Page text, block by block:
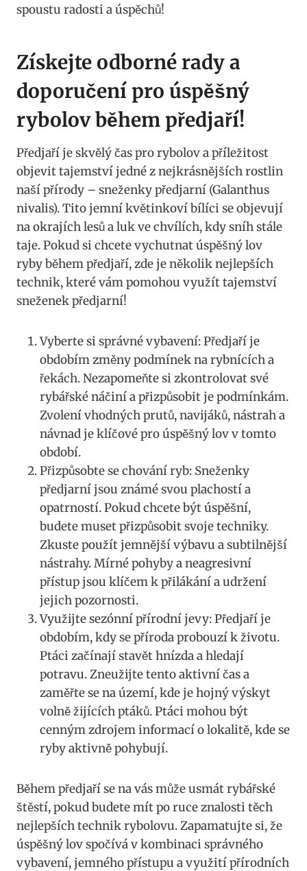
spoustu radosti a úspěchů!
Získejte odborné rady ‌a
doporučení⁤ pro úspěšný
rybolov⁣ během předjaří!
Předjaří je skvělý‍ čas pro rybolov a příležitost
objevit tajemství jedné z nejkrásnějších rostlin
naší přírody – sneženky ⁤předjarní (Galanthus
nivalis).⁤ Tito jemní⁤ květinkoví bílíci se objevují
na okrajích lesů a luk ve chvílích, kdy sníh stále ​
taje. ‌Pokud si chcete vychutnat úspěšný lov
ryby během předjaří, zde je několik nejlepších
technik, které vám pomohou⁣ využít tajemství
sneženek předjarní!
Vyberte si správné vybavení:⁤ Předjaří je
obdobím změny podmínek na rybnících a
řekách. Nezapomeňte si zkontrolovat⁢ své
rybářské náčiní a přizpůsobit je ‌podmínkám.
⁣Zvolení vhodných prutů, ⁣navijáků, nástrah a
návnad je klíčové pro úspěšný lov v tomto⁢
období.
Přizpůsobte se chování ryb: Sneženky
předjarní jsou známé svou plachostí a
opatrností. Pokud chcete být úspěšní,
budete muset přizpůsobit svoje techniky.
Zkuste použít jemnější výbavu‌ a subtilnější
nástrahy. Mírné pohyby a neagresivní
přístup jsou​ klíčem k přilákání a udržení
jejich pozornosti.
Využijte​ sezónní přírodní jevy: ⁤Předjaří je
obdobím, kdy se​ příroda probouzí k životu.
Ptáci ⁣začínají stavět hnízda⁣ a hledají
⁢potravu. Zneužijte tento aktivní čas a
zaměřte se na území, kde je hojný výskyt
volně⁤ žijících ptáků. Ptáci mohou být
cenným zdrojem informací ⁤o lokalitě, kde se
ryby aktivně pohybují.
Během ⁣předjaří se na vás může ⁢usmát rybářské
štěstí, pokud⁢ budete mít po ruce znalosti těch
nejlepších technik rybolovu.​ Zapamatujte si, že
úspěšný lov spočívá v ⁢kombinaci správného
vybavení, jemného přístupu a využití přírodních